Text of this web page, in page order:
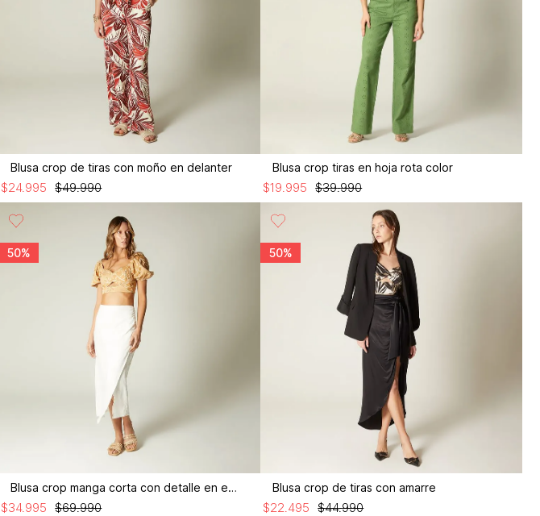
Blusa crop de tiras con moño en delanter
$49.990
$24.995
Blusa crop tiras en hoja rota color
$39.990
$19.995
50%
Blusa crop manga corta con detalle en espalda
$69.990
$34.995
50%
Blusa crop de tiras con amarre
$44.990
$22.495